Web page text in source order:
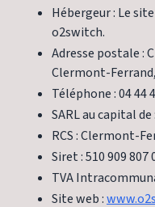
Hébergeur : Le
o2switch.
Adresse postale :
Clermont-
Téléphone : 04 44
SARL au capital de
RCS : Clermont-
Siret : 510 909 807
TVA
Site web :